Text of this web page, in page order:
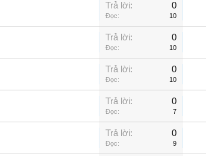
Trả lời: 0
Đọc: 10
Trả lời: 0
Đọc: 10
Trả lời: 0
Đọc: 10
Trả lời: 0
Đọc: 7
Trả lời: 0
Đọc: 9